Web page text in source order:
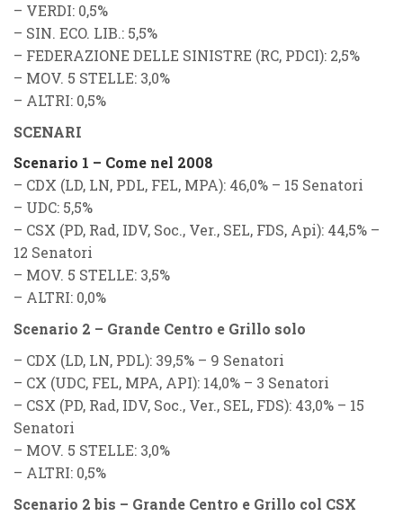
– VERDI: 0,5%
– SIN. ECO. LIB.: 5,5%
– FEDERAZIONE DELLE SINISTRE (RC, PDCI): 2,5%
– MOV. 5 STELLE: 3,0%
– ALTRI: 0,5%
SCENARI
Scenario 1 – Come nel 2008
– CDX (LD, LN, PDL, FEL, MPA): 46,0% – 15 Senatori
– UDC: 5,5%
– CSX (PD, Rad, IDV, Soc., Ver., SEL, FDS, Api): 44,5% –
12 Senatori
– MOV. 5 STELLE: 3,5%
– ALTRI: 0,0%
Scenario 2 – Grande Centro e Grillo solo
– CDX (LD, LN, PDL): 39,5% – 9 Senatori
– CX (UDC, FEL, MPA, API): 14,0% – 3 Senatori
– CSX (PD, Rad, IDV, Soc., Ver., SEL, FDS): 43,0% – 15
Senatori
– MOV. 5 STELLE: 3,0%
– ALTRI: 0,5%
Scenario 2 bis – Grande Centro e Grillo col CSX